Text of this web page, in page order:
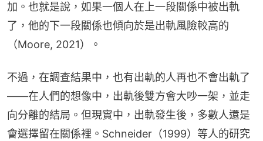
加。也就是說，如果一個人在上一段關係中被出軌
了，他的下一段關係也傾向於是出軌風險較高的
（Moore, 2021）。
不過，在調查結果中，也有出軌的人再也不會出軌了
——在人們的想像中，出軌後雙方會大吵一架，並走
向分離的結局。但現實中，出軌發生後，多數人還是
會選擇留在關係裡。Schneider（1999）等人的研究